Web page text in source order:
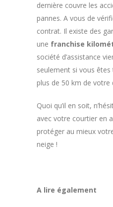
dernière couvre les
pannes. A vous de
contrat. Il existe des
une franchise
société d’assistance
seulement si vous
plus de 50 km de votre
Quoi qu’il en soit,
avec votre courtier en
protéger au mieux
neige !
A lire également